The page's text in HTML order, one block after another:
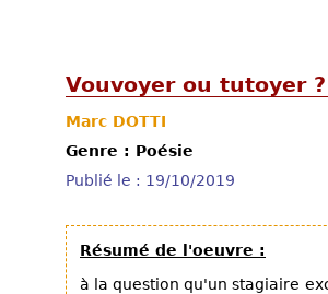
Vouvoyer ou tutoyer ?
Marc DOTTI
Genre : Poésie
Publié le : 19/10/2019
Résumé de l'oeuvre :
à la question qu'un stagiaire